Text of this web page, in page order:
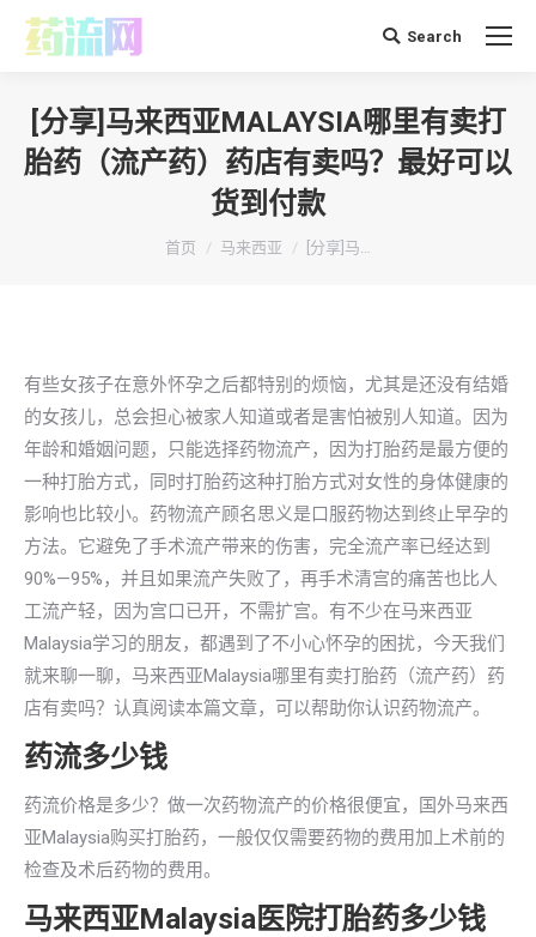
搜 Search
[分享]马来西亚MALAYSIA哪里有卖打
胎药（流产药）药店有卖吗？最好可以
货到付款
你在这里：
首页 马来西亚 [分享]马…
有些女孩子在意外怀孕之后都特别的烦恼，尤其是还没有结婚
的女孩儿，总会担心被家人知道或者是害怕被别人知道。因为
年龄和婚姻问题，只能选择药物流产，因为打胎药是最方便的
一种打胎方式，同时打胎药这种打胎方式对女性的身体健康的
影响也比较小。药物流产顾名思义是口服药物达到终止早孕的
方法。它避免了手术流产带来的伤害，完全流产率已经达到
90%—95%，并且如果流产失败了，再手术清宫的痛苦也比人
工流产轻，因为宫口已开，不需扩宫。有不少在马来西亚
Malaysia学习的朋友，都遇到了不小心怀孕的困扰，今天我们
就来聊一聊，马来西亚Malaysia哪里有卖打胎药（流产药）药
店有卖吗？认真阅读本篇文章，可以帮助你认识药物流产。
药流多少钱
药流价格是多少？做一次药物流产的价格很便宜，国外马来西
亚Malaysia购买打胎药，一般仅仅需要药物的费用加上术前的
检查及术后药物的费用。
马来西亚Malaysia医院打胎药多少钱